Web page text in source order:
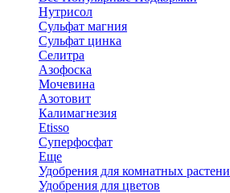
Нутрисол
Сульфат магния
Сульфат цинка
Селитра
Азофоска
Мочевина
Азотовит
Калимагнезия
Etisso
Суперфосфат
Еще
Удобрения для комнатных
Удобрения для цветов